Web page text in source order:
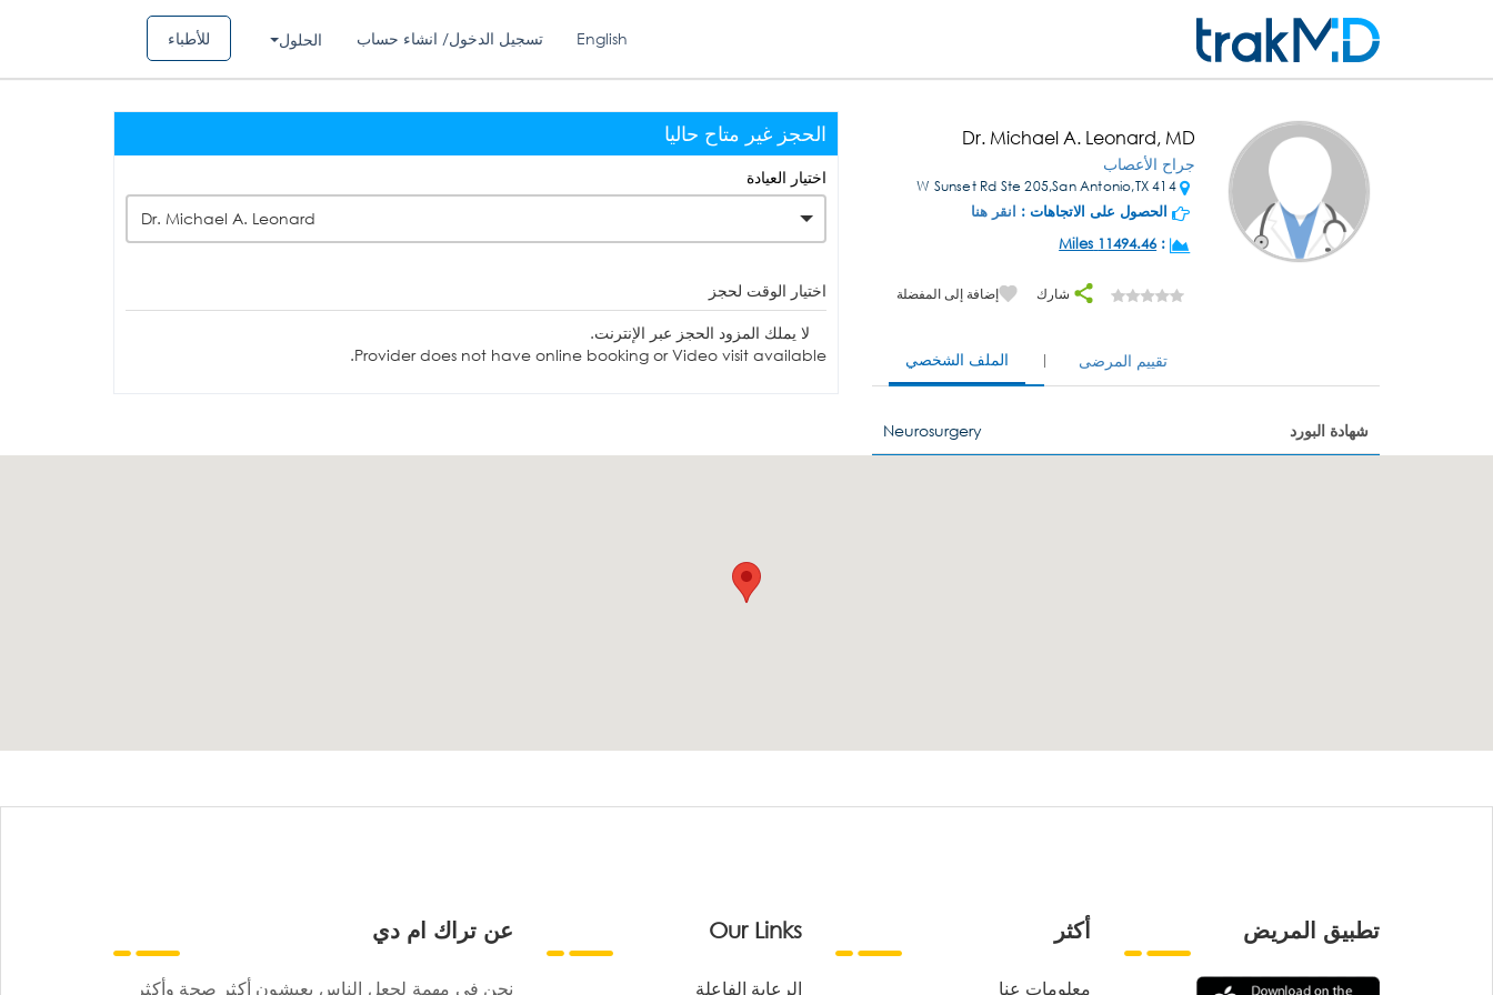
للأطباء الحلول تسجيل الدخول/ انشاء حساب English
Dr. Michael A. Leonard, MD
جراح الأعصاب
414 W Sunset Rd Ste 205,San Antonio,TX
الحصول على الاتجاهات : انقر هنا
:
11494.46 Miles
شارك إضافة إلى المفضلة
الملف الشخصي تقييم المرضى
شهادة البورد Neurosurgery
الحجز غير متاح حاليا
اختيار العيادة
Dr. Michael A. Leonard
اختيار الوقت لحجز
لا يملك المزود الحجز عبر الإنترنت.
Provider does not have online booking or Video visit available.
عن تراك ام دي
نحن في مهمة لجعل الناس يعيشون أكثر صحة وأكثر
Our Links
الرعاية الفاعلة
أكثر
معلومات عنا
تطبيق المريض